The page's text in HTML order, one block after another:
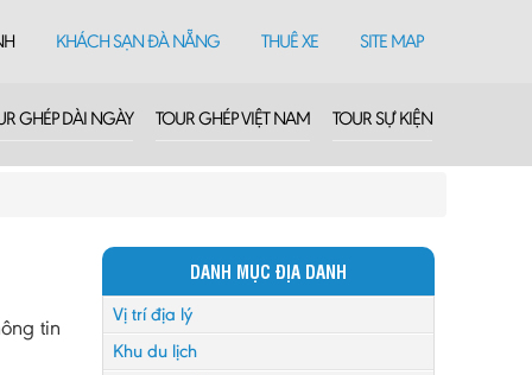
KHÁCH SẠN ĐÀ NẴNG THUÊ XE SITE MAP
GHÉP DÀI NGÀY TOUR GHÉP VIỆT NAM TOUR SỰ KIỆN
tin
DANH MỤC ĐỊA DANH
Vị trí địa lý
Khu du lịch